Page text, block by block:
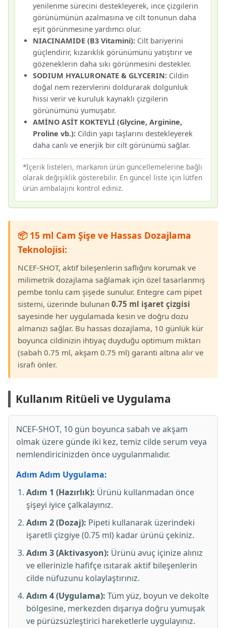
yenilenme sürecini destekleyerek, ince çizgilerin
görünümünün azalmasına ve cilt tonunun daha
eşit görünmesine yardımcı olur.
NIACINAMIDE (B3 Vitamini): Cilt bariyerini
güçlendirir, kızarıklık görünümünü yatıştırır ve
gözeneklerin daha sıkı görünmesini destekler.
SODIUM HYALURONATE & GLYCERIN: Cildin
doğal nem rezervlerini doldurarak dolgunluk
hissi verir ve kuruluk kaynaklı çizgilerin
görünümünü yumuşatır.
AMİNO ASİT KOKTEYLİ (Glycine, Arginine,
Proline vb.): Cildin yapı taşlarını destekleyerek
daha canlı ve enerjik bir cilt görünümü sağlar.
*İçerik listeleri, markanın ürün güncellemelerine bağlı
olarak değişiklik gösterebilir. En güncel liste için lütfen
ürün ambalajını kontrol ediniz.
📦 15 ml Cam Şişe ve Hassas Dozajlama
Teknolojisi:
NCEF-SHOT, aktif bileşenlerin saflığını korumak ve
milimetrik dozajlama sağlamak için özel tasarlanmış
pembe tonlu cam şişede sunulur. Entegre cam pipet
sistemi, üzerinde bulunan 0.75 ml işaret çizgisi
sayesinde her uygulamada kesin ve doğru dozu
almanızı sağlar. Bu hassas dozajlama, 10 günlük kür
boyunca cildinizin ihtiyaç duyduğu optimum miktarı
(sabah 0.75 ml, akşam 0.75 ml) garanti altına alır ve
israfı önler.
Kullanım Ritüeli ve Uygulama
NCEF-SHOT, 10 gün boyunca sabah ve akşam
olmak üzere günde iki kez, temiz cilde serum veya
nemlendiricinizden önce uygulanmalıdır.
Adım Adım Uygulama:
Adım 1 (Hazırlık): Ürünü kullanmadan önce
şişeyi iyice çalkalayınız.
Adım 2 (Dozaj): Pipeti kullanarak üzerindeki
işaretli çizgiye (0.75 ml) kadar ürünü çekiniz.
Adım 3 (Aktivasyon): Ürünü avuç içinize alınız
ve ellerinizle hafifçe ısıtarak aktif bileşenlerin
cilde nüfuzunu kolaylaştırınız.
Adım 4 (Uygulama): Tüm yüz, boyun ve dekolte
bölgesine, merkezden dışarıya doğru yumuşak
ve pürüzsüzleştirici hareketlerle uygulayınız.